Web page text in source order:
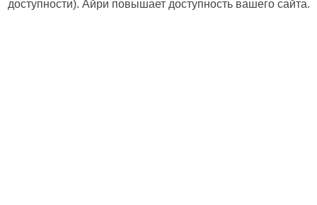
доступности). Айри повышает доступность вашего сайта.